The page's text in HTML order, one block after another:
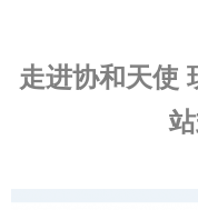
走进协和天使